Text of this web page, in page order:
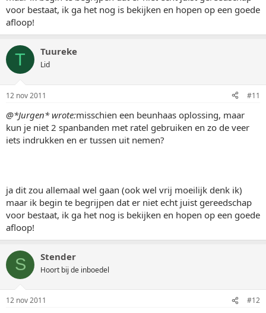
voor bestaat, ik ga het nog is bekijken en hopen op een goede
afloop!
T Tuureke
Lid
12 nov 2011 #11
@*Jurgen* wrote:misschien een beunhaas oplossing, maar
kun je niet 2 spanbanden met ratel gebruiken en zo de veer
iets indrukken en er tussen uit nemen?
ja dit zou allemaal wel gaan (ook wel vrij moeilijk denk ik)
maar ik begin te begrijpen dat er niet echt juist gereedschap
voor bestaat, ik ga het nog is bekijken en hopen op een goede
afloop!
S Stender
Hoort bij de inboedel
12 nov 2011 #12